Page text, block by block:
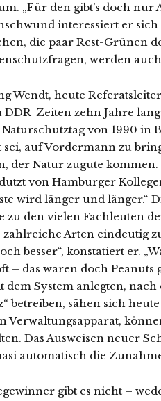
„Für den gibt’s doch
interessiert er
die paar Rest-Grünen
werden
Wendt, heute
DDR-Zeiten zehn Jahre
von 1990 in
auf Vordermann zu
der Natur zugute kommen.
von Hamburger
wird länger und länger.“
zu den vielen Fachleuten
zahlreiche Arten eindeutig
besser“, konstatiert er.
– das waren doch
dem System anlegten,
betreiben, sähen sich
Verwaltungsapparat,
Das Ausweisen neuer
automatisch die
gibt es nicht –